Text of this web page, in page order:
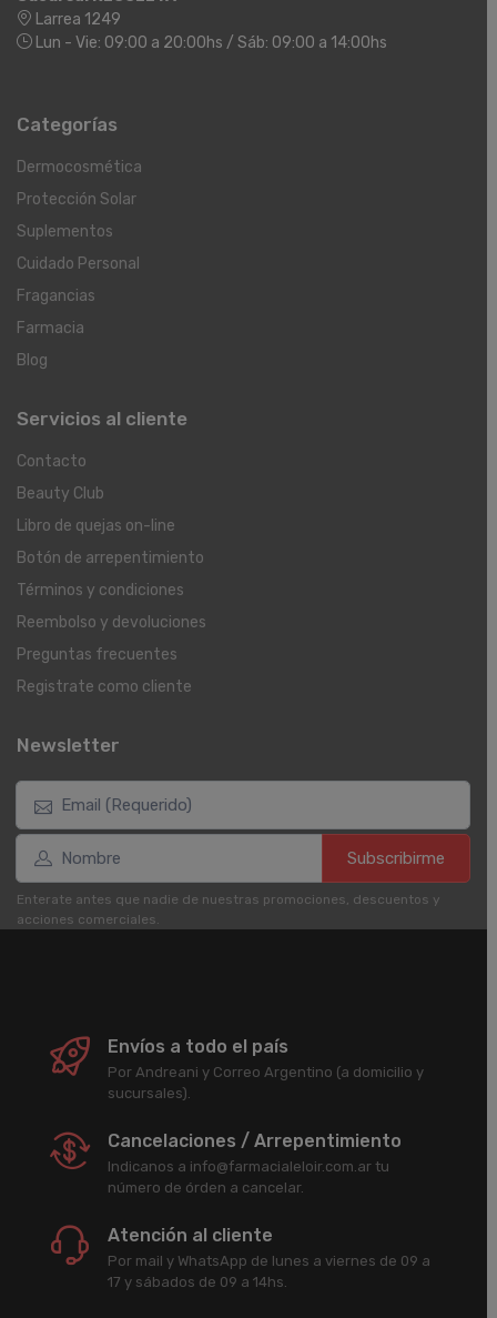
Larrea 1249
Lun - Vie: 09:00 a 20:00hs / Sáb: 09:00 a 14:00hs
Categorías
Dermocosmética
Protección Solar
Suplementos
Cuidado Personal
Fragancias
Farmacia
Blog
Servicios al cliente
Contacto
Beauty Club
Libro de quejas on-line
Botón de arrepentimiento
Términos y condiciones
Reembolso y devoluciones
Preguntas frecuentes
Registrate como cliente
Newsletter
Subscribirme
Enterate antes que nadie de nuestras promociones, descuentos y
acciones comerciales.
Envíos a todo el país
Por Andreani y Correo Argentino (a domicilio y
sucursales).
Cancelaciones / Arrepentimiento
Indicanos a info@farmacialeloir.com.ar tu
número de órden a cancelar.
Atención al cliente
Por mail y WhatsApp de lunes a viernes de 09 a
17 y sábados de 09 a 14hs.